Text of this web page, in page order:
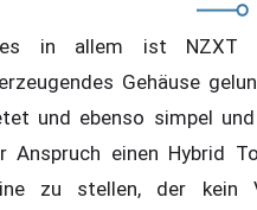
in allem ist NZXT
Gehäuse
und ebenso simpel
Anspruch einen Hybrid
zu stellen, der kein